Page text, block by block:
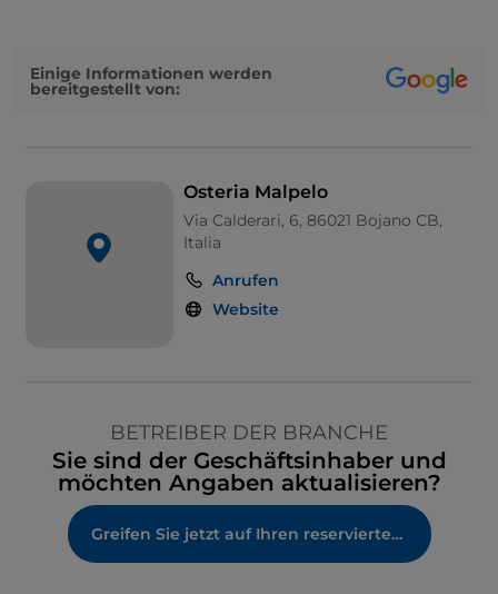
Einige Informationen werden
bereitgestellt von:
Osteria Malpelo
Via Calderari, 6, 86021 Bojano CB,
Italia
Anrufen
Website
BETREIBER DER BRANCHE
Sie sind der Geschäftsinhaber und
möchten Angaben aktualisieren?
Greifen Sie jetzt auf Ihren reservierten Bereich zu